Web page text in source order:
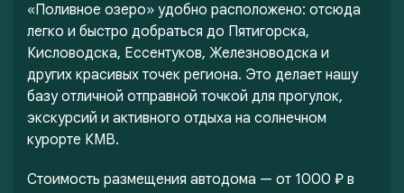
«Поливное озеро» удобно расположено: отсюда
легко и быстро добраться до Пятигорска,
Кисловодска, Ессентуков, Железноводска и
других красивых точек региона. Это делает нашу
базу отличной отправной точкой для прогулок,
экскурсий и активного отдыха на солнечном
курорте КМВ.
Стоимость размещения автодома — от 1000 ₽ в